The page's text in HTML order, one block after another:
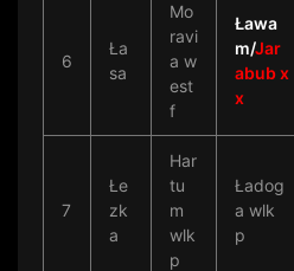
6
Ła
sa
Mo
ravi
a w
est
f
Ława
m/Jar
abub x
x
7
Łe
zk
a
Har
tu
m
wlk
p
Ładog
a wlk
p